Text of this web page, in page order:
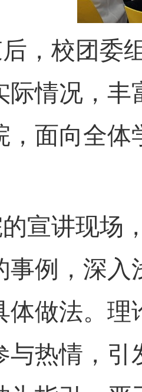
，校团委
际情况，丰
，面向全体
宣讲现场
事例，深
体做法。
与热情，